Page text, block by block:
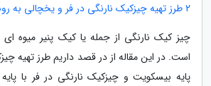
2 طرز تهیه چیزکیک نارنگی در فر و یخچالی به روش قنادی های معروف
چیز کیک نارنگی از جمله یا کیک پنیر میوه
است. در این مقاله از در قصد داریم طرز تهیه
پایه بیسکویت و چیزکیک نارنگی در فر با